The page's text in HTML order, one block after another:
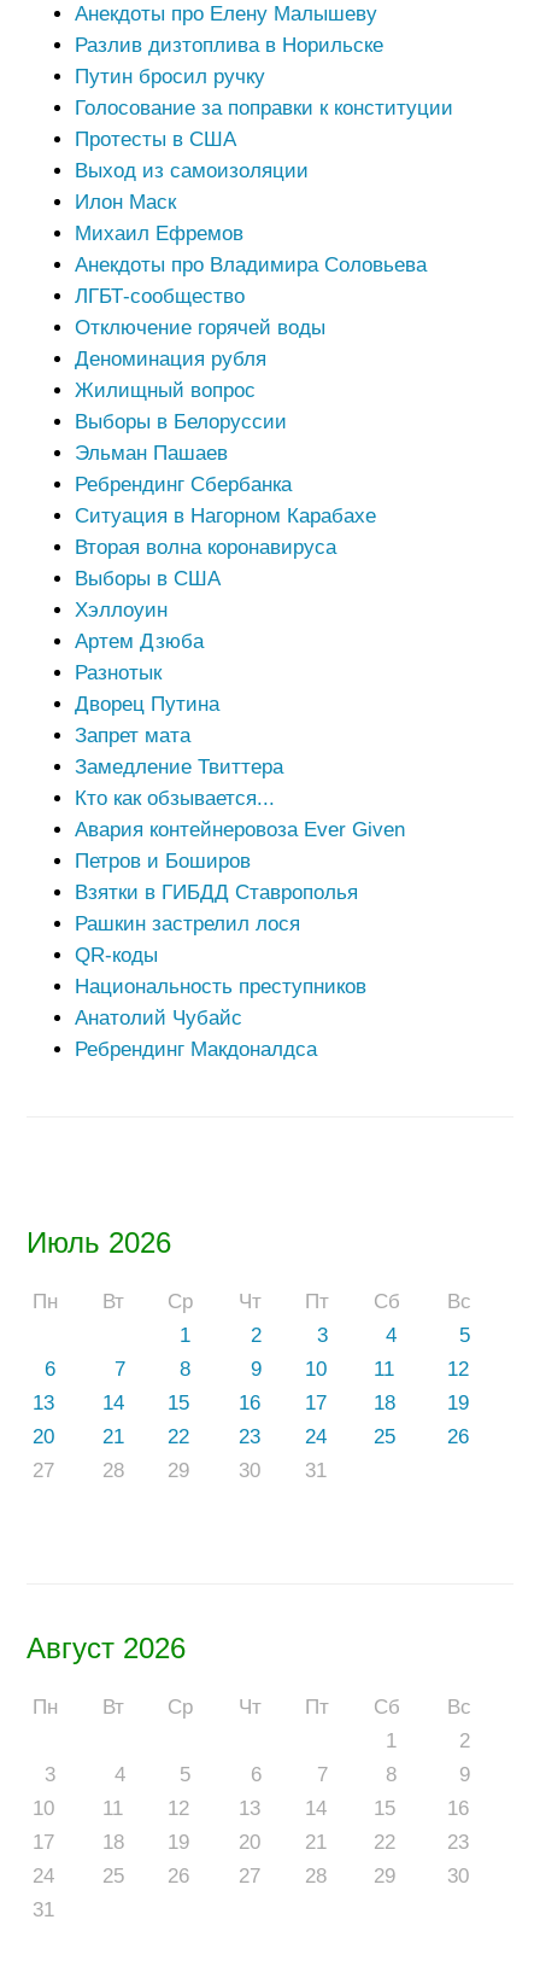
Июль 2026
Пн Вт Ср Чт Пт Сб
Вс
1
2 3 4
5
6
7 8 9 10 11
12
13
14 15 16 17 18
19
20
21 22 23 24 25
26
27
28 29 30 31
Август 2026
Пн Вт Ср Чт Пт Сб
Вс
1
2
3
4 5 6 7 8
9
10
11 12 13 14 15
16
17
18 19 20 21 22
23
24
25 26 27 28 29
30
31
Анекдоты про Елену Малышеву
Разлив дизтоплива в Норильске
Путин бросил ручку
Голосование за поправки к конституции
Протесты в США
Выход из самоизоляции
Илон Маск
Михаил Ефремов
Анекдоты про Владимира Соловьева
ЛГБТ-сообщество
Отключение горячей воды
Деноминация рубля
Жилищный вопрос
Выборы в Белоруссии
Эльман Пашаев
Ребрендинг Сбербанка
Ситуация в Нагорном Карабахе
Вторая волна коронавируса
Выборы в США
Хэллоуин
Артем Дзюба
Разнотык
Дворец Путина
Запрет мата
Замедление Твиттера
Кто как обзывается...
Авария контейнеровоза Ever Given
Петров и Боширов
Взятки в ГИБДД Ставрополья
Рашкин застрелил лося
QR-коды
Национальность преступников
Анатолий Чубайс
Ребрендинг Макдоналдса